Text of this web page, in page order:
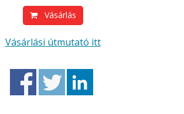
Vásárlás
Vásárlási útmutató itt